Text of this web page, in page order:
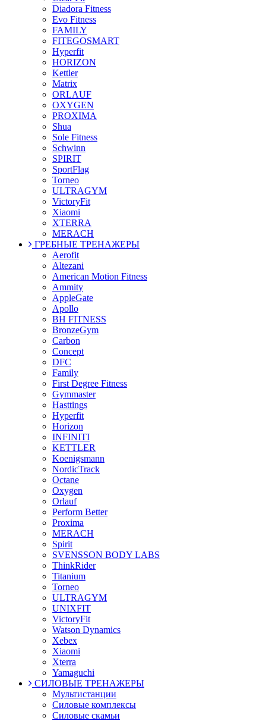
Diadora Fitness
Evo Fitness
FAMILY
FITEGOSMART
Hyperfit
HORIZON
Kettler
Matrix
ORLAUF
OXYGEN
PROXIMA
Shua
Sole Fitness
Schwinn
SPIRIT
SportFlag
Torneo
ULTRAGYM
VictoryFit
Xiaomi
XTERRA
MERACH
ГРЕБНЫЕ ТРЕНАЖЕРЫ
Aerofit
Altezani
American Motion Fitness
Ammity
AppleGate
Apollo
BH FITNESS
BronzeGym
Carbon
Concept
DFC
Family
First Degree Fitness
Gymmaster
Hasttings
Hyperfit
Horizon
INFINITI
KETTLER
Koenigsmann
NordicTrack
Octane
Oxygen
Orlauf
Perform Better
Proxima
MERACH
Spirit
SVENSSON BODY LABS
ThinkRider
Titanium
Torneo
ULTRAGYM
UNIXFIT
VictoryFit
Watson Dynamics
Xebex
Xiaomi
Xterra
Yamaguchi
СИЛОВЫЕ ТРЕНАЖЕРЫ
Мультистанции
Силовые комплексы
Силовые скамьи